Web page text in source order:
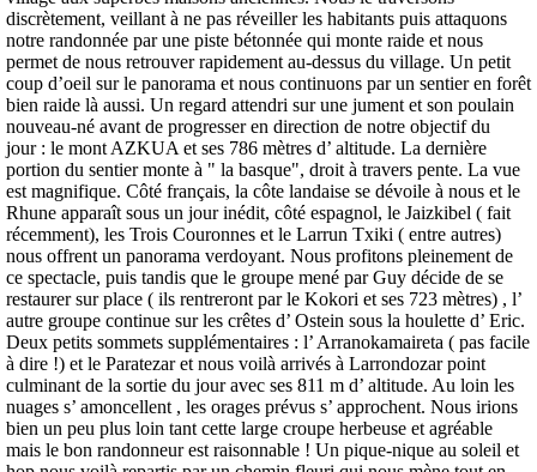
discrètement, veillant à ne pas réveiller les habitants puis attaquons
notre randonnée par une piste bétonnée qui monte raide et nous
permet de nous retrouver rapidement au-dessus du village. Un petit
coup d’oeil sur le panorama et nous continuons par un sentier en forêt
bien raide là aussi. Un regard attendri sur une jument et son poulain
nouveau-né avant de progresser en direction de notre objectif du
jour : le mont AZKUA et ses 786 mètres d’ altitude. La dernière
portion du sentier monte à " la basque", droit à travers pente. La vue
est magnifique. Côté français, la côte landaise se dévoile à nous et le
Rhune apparaît sous un jour inédit, côté espagnol, le Jaizkibel ( fait
récemment), les Trois Couronnes et le Larrun Txiki ( entre autres)
nous offrent un panorama verdoyant. Nous profitons pleinement de
ce spectacle, puis tandis que le groupe mené par Guy décide de se
restaurer sur place ( ils rentreront par le Kokori et ses 723 mètres) , l’
autre groupe continue sur les crêtes d’ Ostein sous la houlette d’ Eric.
Deux petits sommets supplémentaires : l’ Arranokamaireta ( pas facile
à dire !) et le Paratezar et nous voilà arrivés à Larrondozar point
culminant de la sortie du jour avec ses 811 m d’ altitude. Au loin les
nuages s’ amoncellent , les orages prévus s’ approchent. Nous irions
bien un peu plus loin tant cette large croupe herbeuse et agréable
mais le bon randonneur est raisonnable ! Un pique-nique au soleil et